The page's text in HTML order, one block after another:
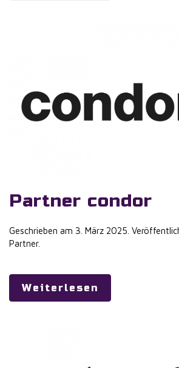
Partner condor
Geschrieben am 3. März 2025 .
Partner.
Weiterlesen